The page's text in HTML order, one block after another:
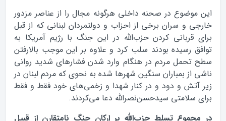
اين موضوع در صحنه داخلی هرگونه مجال را از عناصر مزدور
خارجی و سران برخی از احزاب و دولتمردان لبنانی که از قبل
برای قربانی کردن حزب‌الله در این جنگ با رژیم آمریکا به
توافق رسیده بودند سلب کرد و علاوه بر این موجب بالارفتن
سطح تحمل مردم در هنگام وارد شدن فشارهای شدید روانی
ناشی از بمباران سنگین شهرها شده به نحوی که مردم لبنان در
زیر آتش و دود و در کنار شهدا و زخمی‌های خود فقط و فقط
برای سلامتی سیدحسن‌نصرالله دعا می‌کردند.
در مجموع تسلط حزب‌الله بر ارکان جنگ نامتقارن از قبیل